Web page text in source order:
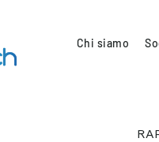
Chi siamo